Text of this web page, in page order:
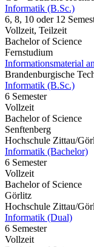
Informatik (B.Sc.)
6, 8, 10 oder 12
Vollzeit, Teilzeit
Bachelor of Science
Fernstudium
Informationsmaterial
Brandenburgische
Informatik (B.Sc.)
6 Semester
Vollzeit
Bachelor of Science
Senftenberg
Hochschule Zittau/
Informatik (Bachelor)
6 Semester
Vollzeit
Bachelor of Science
Görlitz
Hochschule Zittau/
Informatik (Dual)
6 Semester
Vollzeit